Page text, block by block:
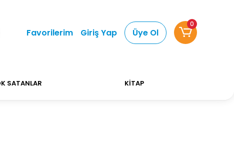
Alışverişlerinizde Kargo Ücretsiz! Bizi tercih
Favorilerim Giriş Yap Üye Ol
0
SATANLAR KİTAP